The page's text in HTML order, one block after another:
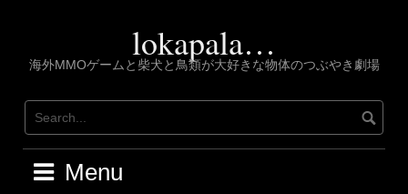
lokapala…
海外MMOゲームと柴犬と鳥類が大好きな物体のつぶやき劇場
Menu